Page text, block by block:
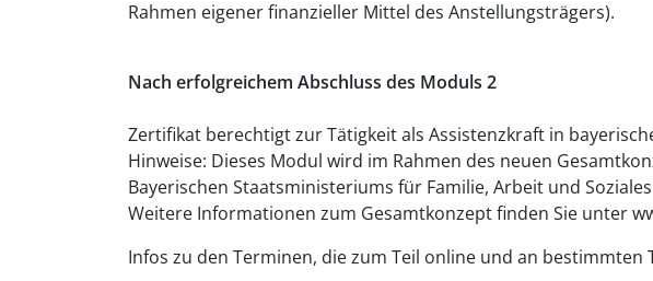
Rahmen eigener finanzieller Mittel des Anstellungsträgers).
Nach erfolgreichem Abschluss des Moduls 2
Zertifikat berechtigt zur Tätigkeit als Assistenzkraft in
Hinweise: Dieses Modul wird im Rahmen des neuen
Bayerischen Staatsministeriums für Familie, Arbeit und
Weitere Informationen zum Gesamtkonzept finden Sie unter
Infos zu den Terminen, die zum Teil online und an